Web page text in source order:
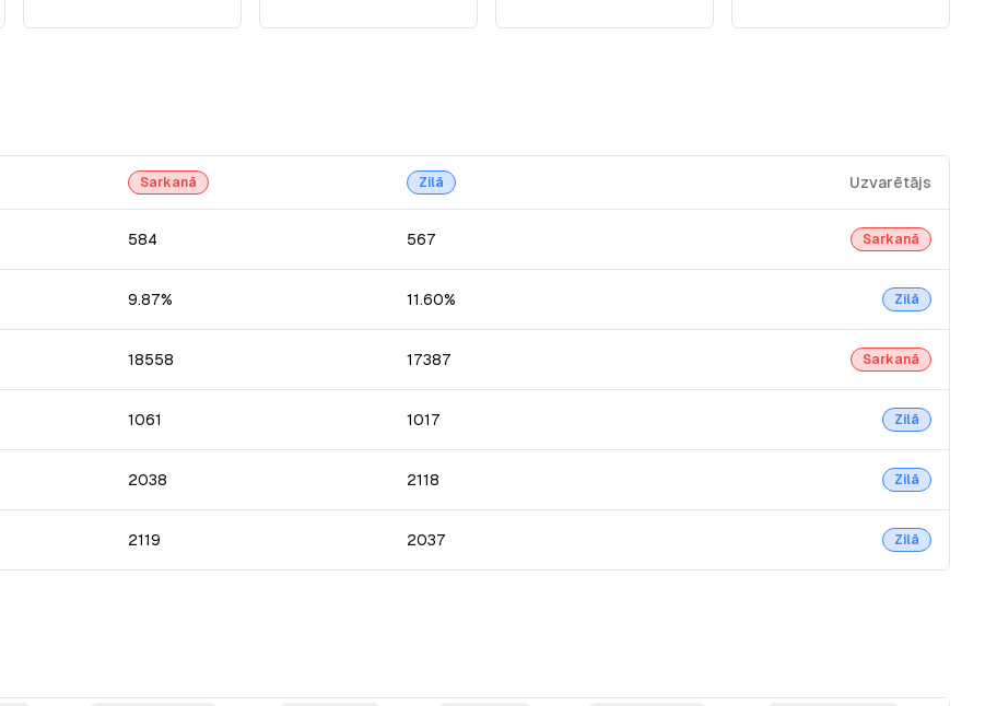
Sarkanā Zilā Uzvarētājs
584 567 Sarkanā
9.87% 11.60% Zilā
18558 17387 Sarkanā
1061 1017 Zilā
2038 2118 Zilā
2119 2037 Zilā